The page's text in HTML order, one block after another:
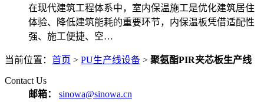
在现代建筑工程体系中，室内保温施工是优化建筑居住
体验、降低建筑能耗的重要环节，内保温板凭借适配性
强、施工便捷、空…
当前位置： 首页 > PU生产线设备 > 聚氨酯PIR夹芯板生产线
Contact Us
邮箱：
sinowa@sinowa.cn